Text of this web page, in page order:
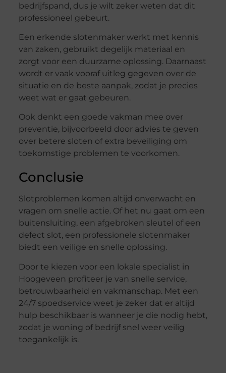
bedrijfspand, dus je wilt zeker weten dat dit
professioneel gebeurt.
Een erkende slotenmaker werkt met kennis
van zaken, gebruikt degelijk materiaal en
zorgt voor een duurzame oplossing. Daarnaast
wordt er vaak vooraf uitleg gegeven over de
situatie en de beste aanpak, zodat je precies
weet wat er gaat gebeuren.
Ook denkt een goede vakman mee over
preventie, bijvoorbeeld door advies te geven
over betere sloten of extra beveiliging om
toekomstige problemen te voorkomen.
Conclusie
Slotproblemen komen altijd onverwacht en
vragen om snelle actie. Of het nu gaat om een
buitensluiting, een afgebroken sleutel of een
defect slot, een professionele slotenmaker
biedt een veilige en snelle oplossing.
Door te kiezen voor een lokale specialist in
Hoogeveen profiteer je van snelle service,
betrouwbaarheid en vakmanschap. Met een
24/7 spoedservice weet je zeker dat er altijd
hulp beschikbaar is wanneer je die nodig hebt,
zodat je woning of bedrijf snel weer veilig
toegankelijk is.